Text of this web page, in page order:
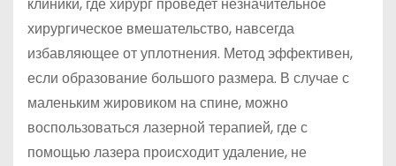
хирургическое вмешательство, навсегда
избавляющее от уплотнения. Метод эффективен,
если образование большого размера. В случае с
маленьким жировиком на спине, можно
воспользоваться лазерной терапией, где с
помощью лазера происходит удаление, не